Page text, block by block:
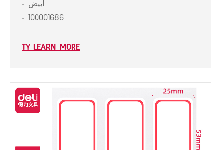
أبيض
100001686
TY_LEARN_MORE